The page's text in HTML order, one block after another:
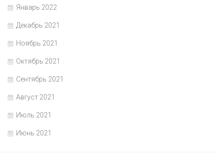
Январь 2022
Декабрь 2021
Ноябрь 2021
Октябрь 2021
Сентябрь 2021
Август 2021
Июль 2021
Июнь 2021